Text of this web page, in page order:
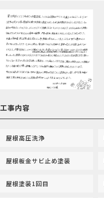
工事内容
屋根高圧洗浄
屋根板金サビ止め塗装
屋根塗装1回目